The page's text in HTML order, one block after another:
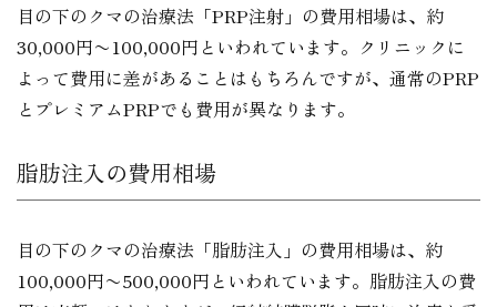
目の下のクマの治療法「PRP注射」の費用相場は、約
30,000円〜100,000円といわれています。クリニックに
よって費用に差があることはもちろんですが、通常のPRP
とプレミアムPRPでも費用が異なります。
脂肪注入の費用相場
目の下のクマの治療法「脂肪注入」の費用相場は、約
100,000円〜500,000円といわれています。脂肪注入の費